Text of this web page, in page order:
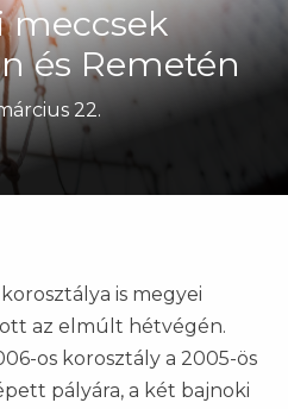
meccsek
és Remetén
22.
is megyei
az elmúlt hétvégén.
os korosztály a 2005-ös
pályára, a két bajnoki